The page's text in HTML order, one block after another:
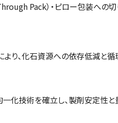
Pack）・ピロー包装への
より、化石資源への依存低減と
一化技術を確立し、製剤安定性